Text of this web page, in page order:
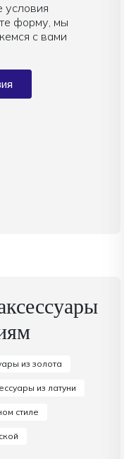
условия
форму, мы
с вами
из золота
из латуни
стиле